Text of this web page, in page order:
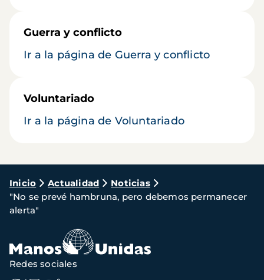
Guerra y conflicto
Ir a la página de Guerra y conflicto
Voluntariado
Ir a la página de Voluntariado
Ruta
de
navegación
Inicio Actualidad
Noticias
"No se prevé hambruna, pero debemos permanecer
alerta"
Redes sociales